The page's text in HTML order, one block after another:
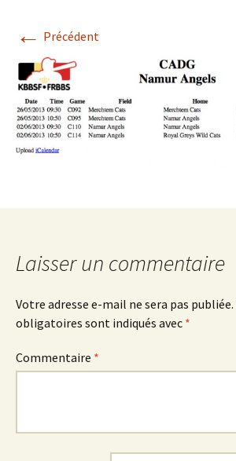
← Précédent
Laisser un commentaire
Votre adresse e-mail ne sera pas publiée.
obligatoires sont indiqués avec *
Commentaire *